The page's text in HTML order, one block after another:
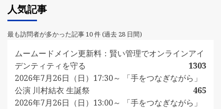
人気記事
最も訪問者が多かった記事 10 件 (過去 28 日間)
ムームードメイン更新料：賢い管理でオンラインアイ
デンティティを守る
1303
2026年7月26日（日）17:30～ 「手をつなぎながら」
公演 川村結衣 生誕祭
465
2026年7月26日（日）13:00～ 「手をつなぎながら」